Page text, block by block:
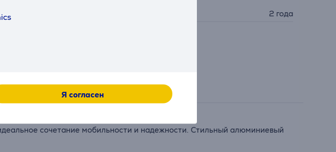
Я согласен
2 года
сочетание мобильности и надежности. Стильный алюминиевый